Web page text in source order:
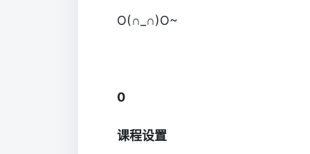
O(∩_∩)O~
0
课程设置